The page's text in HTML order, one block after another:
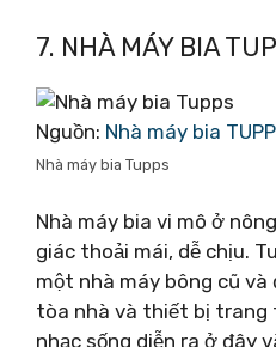
7. NHÀ MÁY BIA
Nguồn: Nhà máy bia
Nhà máy bia Tupps
Nhà máy bia vi mô ở
giác thoải mái, dễ chịu.
một nhà máy bông cũ và
tòa nhà và thiết bị trang
nhạc sống diễn ra ở đây